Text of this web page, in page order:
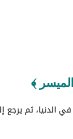
﴾
ثم يرجع